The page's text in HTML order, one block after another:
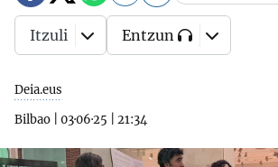
Deia.eus
Bilbao
03·06·25 21:34
Itzuli Entzun